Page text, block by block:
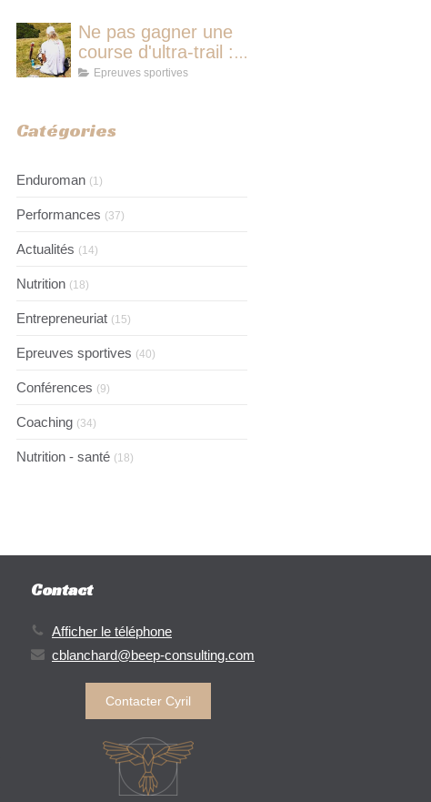
nutritionnel des
champions
Ne pas gagner une
course d'ultra-trail :
pourquoi ce n'est
Epreuves sportives
Catégories
Enduroman (1)
Performances (37)
Actualités (14)
Nutrition (18)
Entrepreneuriat (15)
Epreuves sportives (40)
Conférences (9)
Coaching (34)
Nutrition - santé (18)
Contact
Afficher le téléphone
cblanchard@beep-consulting.com
Contacter Cyril